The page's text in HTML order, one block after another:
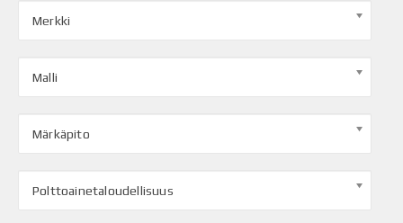
Merkki
Malli
Märkäpito
Polttoainetaloudellisuus